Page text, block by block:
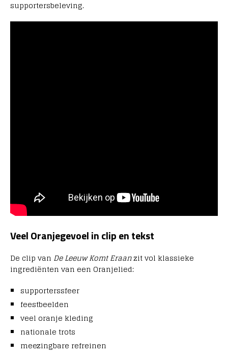
supportersbeleving.
Veel Oranjegevoel in clip en tekst
De clip van De Leeuw Komt Eraanzit vol klassieke
ingrediënten van een Oranjelied:
supporterssfeer
feestbeelden
veel oranje kleding
nationale trots
meezingbare refreinen